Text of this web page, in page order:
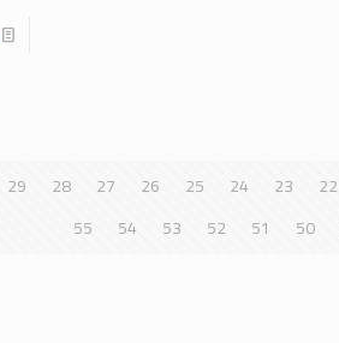
22
23
24
25
26
27
28
29
50
51
52
53
54
55